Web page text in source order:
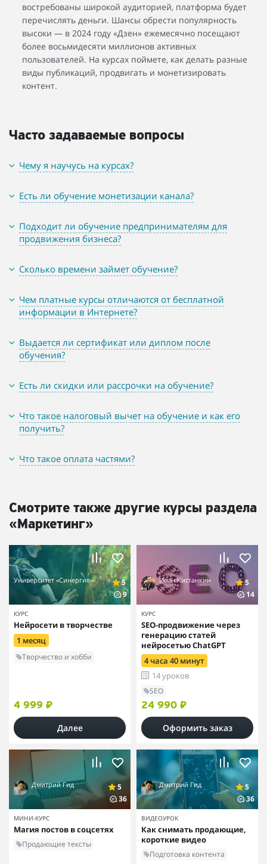
востребованы широкой аудиторией, платформа будет
перечислять деньги. Шансы обрести популярность
высоки — в 2024 году «Дзен» ежемесячно посещают
более восьмидесяти миллионов активных
пользователей. На курсах поймете, как делать разные
виды публикаций, продвигать и монетизировать
контент.
Часто задаваемые вопросы
Чему я научусь на курсах?
Есть ли обучение монетизации канала?
Подходит ли обучение предпринимателям для
продвижения бизнеса?
Сколько времени займет обучение?
Чем платные курсы отличаются от бесплатной
информации в Интернете?
Выдается ли сертификат или диплом после
обучения?
Есть ли скидки или рассрочки на обучение?
Что такое налоговый вычет на обучение и как его
получить?
Что такое оплата частями?
Смотрите также другие курсы раздела
«Маркетинг»
Университет «Синергия»
5
9
КУРС
Нейросети в творчестве
1 месяц
Творчество и хобби
4 999 ₽
Далее
Иван Кистанкин
5
14
КУРС
SEO-продвижение через
генерацию статей
нейросетью ChatGPT
4 часа 40 минут
14 уроков
SEO
24 990 ₽
Оформить заказ
Дмитрий Гид
5
36
МИНИ-КУРС
Магия постов в соцсетях
Продающие тексты
Дмитрий Гид
5
36
ВИДЕОУРОК
Как снимать продающие,
короткие видео
Подготовка контента